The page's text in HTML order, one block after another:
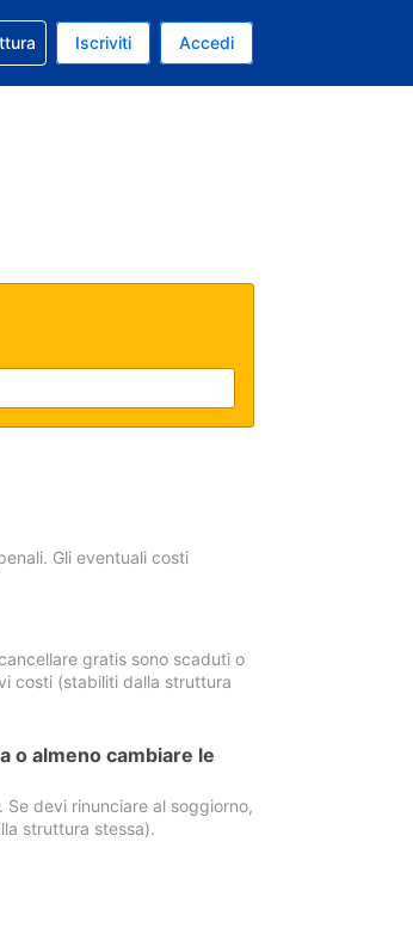
Italiano
Iscriviti Accedi
Gli eventuali costi
gratis sono scaduti o
costi (stabiliti dalla struttura
o almeno cambiare le
devi rinunciare al soggiorno,
struttura stessa).